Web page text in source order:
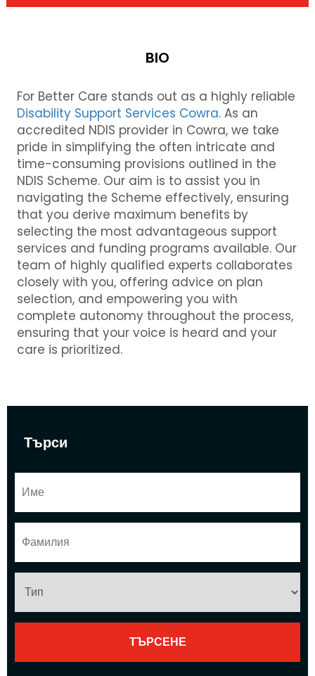
Търси
BIO
For Better Care stands out as a highly reliable
Disability Support Services Cowra. As an
accredited NDIS provider in Cowra, we take
pride in simplifying the often intricate and
time-consuming provisions outlined in the
NDIS Scheme. Our aim is to assist you in
navigating the Scheme effectively, ensuring
that you derive maximum benefits by
selecting the most advantageous support
services and funding programs available. Our
team of highly qualified experts collaborates
closely with you, offering advice on plan
selection, and empowering you with
complete autonomy throughout the process,
ensuring that your voice is heard and your
care is prioritized.